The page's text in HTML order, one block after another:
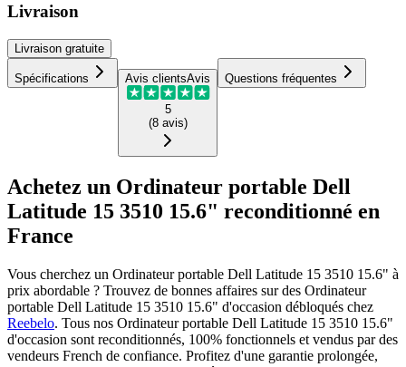
Livraison
Livraison gratuite
Spécifications Avis clientsAvis
5
(8 avis)
Questions fréquentes
Achetez un Ordinateur portable Dell
Latitude 15 3510 15.6" reconditionné en
France
Vous cherchez un Ordinateur portable Dell Latitude 15 3510 15.6" à
prix abordable ? Trouvez de bonnes affaires sur des Ordinateur
portable Dell Latitude 15 3510 15.6" d'occasion débloqués chez
Reebelo. Tous nos Ordinateur portable Dell Latitude 15 3510 15.6"
d'occasion sont reconditionnés, 100% fonctionnels et vendus par des
vendeurs French de confiance. Profitez d'une garantie prolongée,